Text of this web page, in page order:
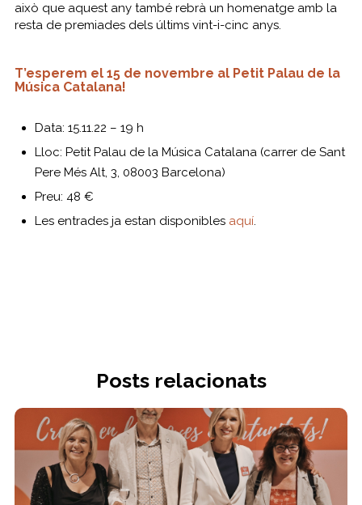
això que aquest any també rebrà un homenatge amb la
resta de premiades dels últims vint-i-cinc anys.
T’esperem el 15 de novembre al Petit Palau de la
Música Catalana!
Data: 15.11.22 – 19 h
Lloc: Petit Palau de la Música Catalana (carrer de Sant
Pere Més Alt, 3, 08003 Barcelona)
Preu: 48 €
Les entrades ja estan disponibles aquí.
Posts relacionats